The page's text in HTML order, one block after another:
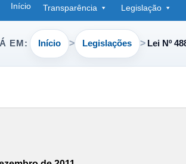
Início Transparência Legislação
EM: Início Legislações Lei Nº